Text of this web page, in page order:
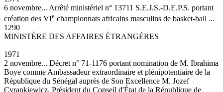
6 novembre... Arrêté ministériel n° 13711 S.E.J.S.-D.E.P.S. portant
création des VIe championnats africains masculins de basket-ball ...
1290
MINISTÈRE DES AFFAIRES ÉTRANGÈRES
1971
2 novembre... Décret n° 71-1176 portant nomination de M. Ibrahima
Boye comme Ambassadeur extraordinaire et plénipotentiaire de la
République du Sénégal auprès de Son Excellence M. Jozef
Cyrankiewicz, Président du Conseil d'État de la République de